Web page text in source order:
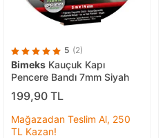
5 (2)
Bimeks Kauçuk Kapı
Pencere Bandı 7mm Siyah
199,90 TL
Mağazadan Teslim Al, 250
TL Kazan!